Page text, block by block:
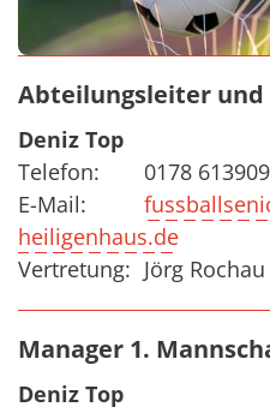
Abteilungsleiter
Deniz Top
Telefon:
0178
E-Mail:
heiligenhaus.de
Vertretung: Jörg Rochau
Manager 1.
Deniz Top